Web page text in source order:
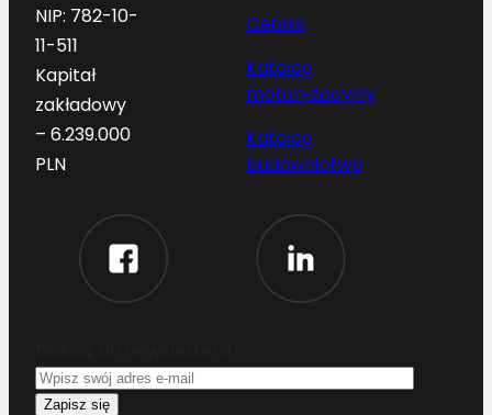
NIP: 782-10-
11-511
Kapitał
zakładowy
– 6.239.000
PLN
Cennik
Katalog
motoryzacyjny
Katalog
budownictwo